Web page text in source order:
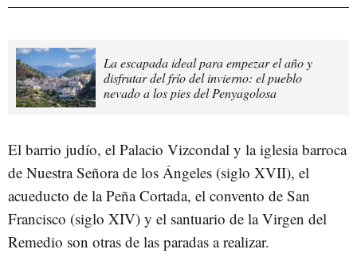
La escapada ideal para empezar el año y
disfrutar del frío del invierno: el pueblo
nevado a los pies del Penyagolosa
El barrio judío, el Palacio Vizcondal y la iglesia barroca
de Nuestra Señora de los Ángeles (siglo XVII), el
acueducto de la Peña Cortada, el convento de San
Francisco (siglo XIV) y el santuario de la Virgen del
Remedio son otras de las paradas a realizar.